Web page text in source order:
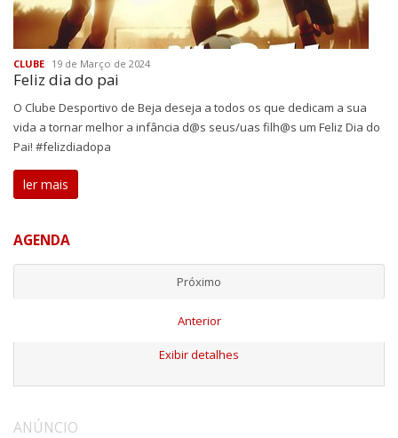
CLUBE 19 de Março de 2024
Feliz dia do pai
O Clube Desportivo de Beja deseja a todos os que dedicam a sua
vida a tornar melhor a infância d@s seus/uas filh@s um Feliz Dia do
Pai! #felizdiadopa
ler mais
AGENDA
Próximo
Anterior
Exibir detalhes
ANÚNCIO